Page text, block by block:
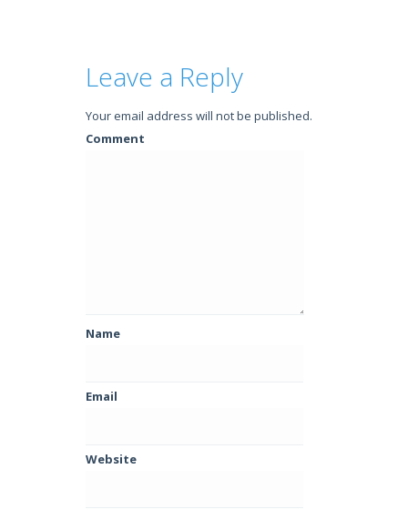
Leave a Reply
Your email address will not be published.
Comment
Name
Email
Website